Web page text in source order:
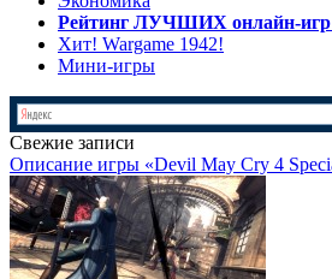
Рейтинг ЛУЧШИХ онлайн-игр
Хит! Wargame 1942!
Мини-игры
Свежие записи
Описание игры «Devil May Cry 4